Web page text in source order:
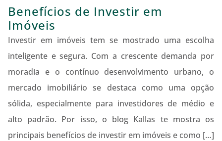
Benefícios de Investir em
Imóveis
Investir em imóveis tem se mostrado uma escolha
inteligente e segura. Com a crescente demanda por
moradia e o contínuo desenvolvimento urbano, o
mercado imobiliário se destaca como uma opção
sólida, especialmente para investidores de médio e
alto padrão. Por isso, o blog Kallas te mostra os
principais benefícios de investir em imóveis e como […]